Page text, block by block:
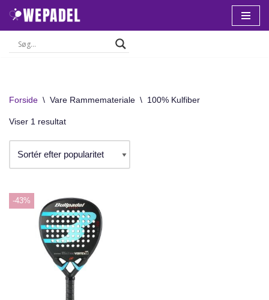
Spring
Forside \ Vare Rammemateriale \ 100% Kulfiber
Viser 1 resultat
-43%